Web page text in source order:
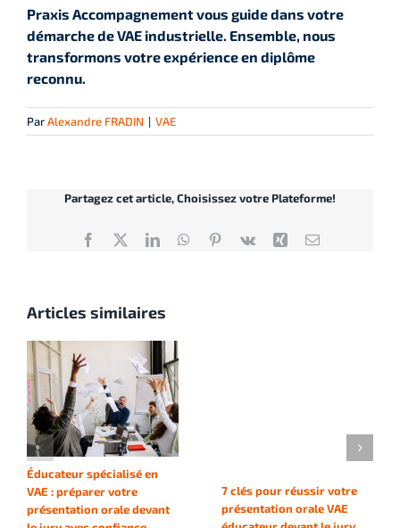
Praxis Accompagnement vous guide dans votre
démarche de VAE industrielle. Ensemble, nous
transformons votre expérience en diplôme
reconnu.
ParAlexandre FRADIN | VAE
Partagez cet article, Choisissez votre Plateforme!
Facebook
X LinkedInWhatsApp
Pinterest
Vk Xing Email
Articles similaires
Éducateur spécialisé en
VAE : préparer votre
présentation orale devant
7 clés pour réussir votre
présentation orale VAE